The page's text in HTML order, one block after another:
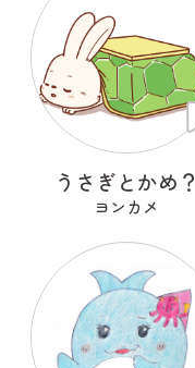
うさぎとかめ？
ヨンカメ